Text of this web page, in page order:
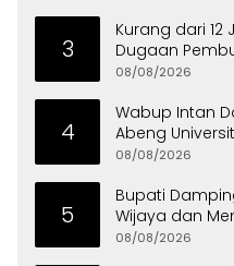
3
Kurang dari 12
Dugaan
Tersangka
08/08/2026
4
Wabup Intan
Abeng
08/08/2026
5
Bupati
Wijaya dan
di Curug
08/08/2026